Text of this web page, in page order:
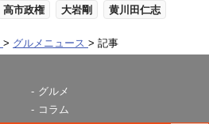
高市政権 大岩剛 黄川田仁志
グルメニュース 記事
グルメ
コラム